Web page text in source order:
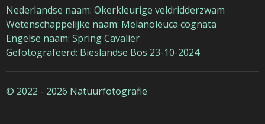
Nederlandse naam: Okerkleurige veldridderzwam
Wetenschappelijke naam: Melanoleuca cognata
Engelse naam: Spring Cavalier
Gefotografeerd: Bieslandse Bos 23-10-2024
© 2022 - 2026 Natuurfotografie